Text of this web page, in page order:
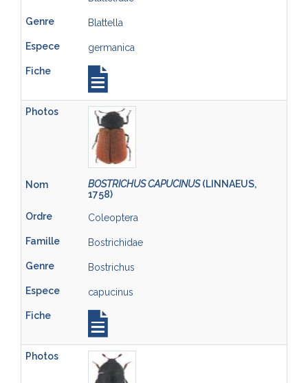
Blattella
germanica
BOSTRICHUS CAPUCINUS(LINNAEUS,
1758)
Coleoptera
Bostrichidae
Bostrichus
capucinus